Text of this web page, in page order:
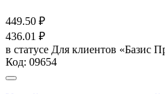
449.50 ₽
436.01 ₽
в статусе Для клиентов «Базис
Код: 09654